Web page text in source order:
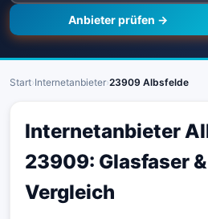
Anbieter prüfen →
Start›Internetanbieter›23909 Albsfelde
Internetanbieter
23909: Glasfaser &
Vergleich